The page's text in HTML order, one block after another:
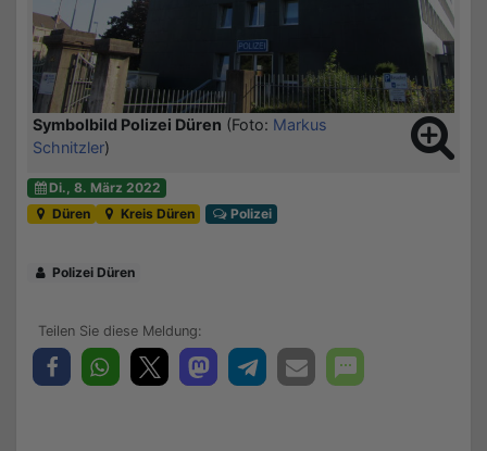
Symbolbild Polizei Düren (Foto: Markus
Schnitzler)
Di., 8. März 2022
Düren
Kreis Düren Polizei
Polizei Düren